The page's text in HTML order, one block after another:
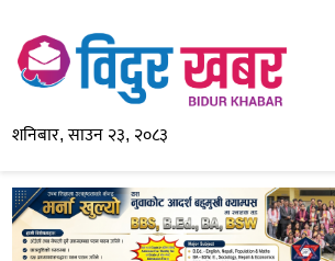
शनिबार, साउन २३, २०८३